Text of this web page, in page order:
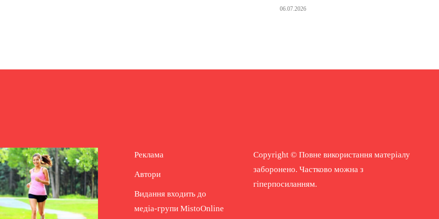
06.07.2026
Реклама
Автори
Видання входить до
медіа-групи MistoOnline
Copyright © Повне використання матеріалу
заборонено. Частково можна з
гіперпосиланням.